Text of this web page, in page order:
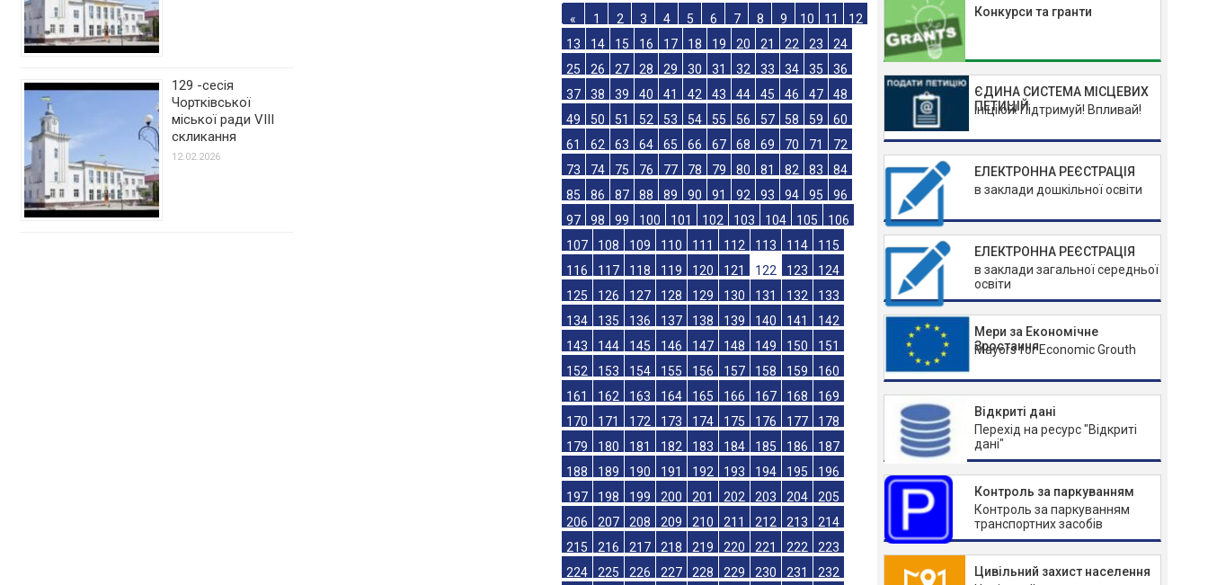
129 -сесія
Чортківської
міської ради VIII
скликання
12.02.2026
« 1 2 3 4 5 6 7 8 9 10 11
13
14 15 16 17 18 19 20 21 22 23
24
25
26 27 28 29 30 31 32 33 34 35
36
37
38 39 40 41 42 43 44 45 46 47
48
49
50 51 52 53 54 55 56 57 58 59
60
61
62 63 64 65 66 67 68 69 70 71
72
73
74 75 76 77 78 79 80 81 82 83
84
85
86 87 88 89 90 91 92 93 94 95
96
97
98 99 100 101 102 103 104 105
106
107
108 109 110 111 112 113 114
115
116
117 118 119 120 121 122 123
124
125
126 127 128 129 130 131 132
133
134
135 136 137 138 139 140 141
142
143
144 145 146 147 148 149 150
151
152
153 154 155 156 157 158 159
160
161
162 163 164 165 166 167 168
169
170
171 172 173 174 175 176 177
178
179
180 181 182 183 184 185 186
187
188
189 190 191 192 193 194 195
196
197
198 199 200 201 202 203 204
205
206
207 208 209 210 211 212 213
214
Конкурси та гранти
ЄДИНА СИСТЕМА МІСЦЕВИХ
ПЕТИЦІЙ
Ініціюй! Підтримуй! Впливай!
ЕЛЕКТРОННА РЕЄСТРАЦІЯ
в заклади дошкільної освіти
ЕЛЕКТРОННА РЕЄСТРАЦІЯ
в заклади загальної середньої
освіти
Мери за Економічне
Зростання
Mayors for Economic Grouth
Відкриті дані
Перехід на ресурс "Відкриті
дані"
Контроль за паркуванням
Контроль за паркуванням
транспортних засобів
Цивільний захист населення